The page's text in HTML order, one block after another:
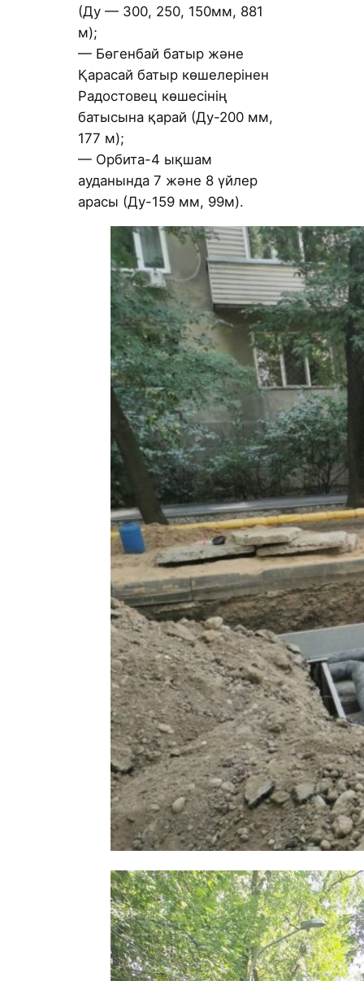
(Ду — 300, 250, 150мм, 881
м);
— Бөгенбай батыр және
Қарасай батыр көшелерінен
Радостовец көшесінің
батысына қарай (Ду-200 мм,
177 м);
— Орбита-4 ықшам
ауданында 7 және 8 үйлер
арасы (Ду-159 мм, 99м).